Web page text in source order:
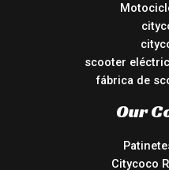
scooter
fábrica de
Our
Citycoco